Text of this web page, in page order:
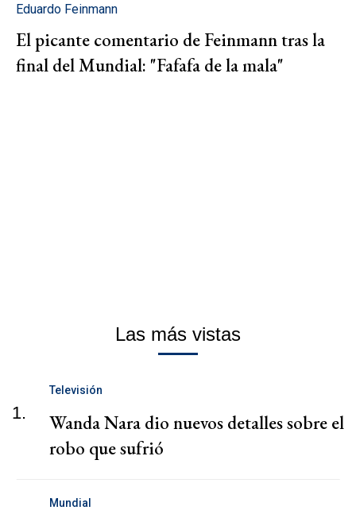
Eduardo Feinmann
El picante comentario de Feinmann tras la
final del Mundial: "Fafafa de la mala"
Las más vistas
1.
Televisión
Wanda Nara dio nuevos detalles sobre el
robo que sufrió
Mundial